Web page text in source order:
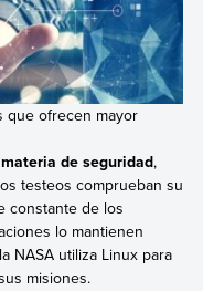
que ofrecen mayor
de seguridad,
testeos comprueban su
constante de los
lo mantienen
NASA utiliza Linux para
misiones.